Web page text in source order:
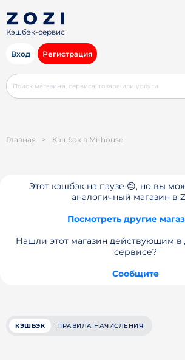
Кэшбэк-сервис
Вход Регистрация
Главная > Кэшбэк в Mi-house
Этот кэшбэк на паузе 😔, но вы
аналогичный магазин в
Посмотреть другие
Нашли этот магазин действующим в
сервисе?
Сообщите
КЭШБЭК ПРАВИЛА НАЧИСЛЕНИЯ